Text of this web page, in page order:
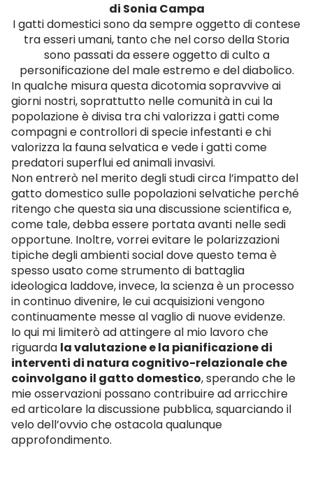
di Sonia Campa
I gatti domestici sono da sempre oggetto di contese
tra esseri umani, tanto che nel corso della Storia
sono passati da essere oggetto di culto a
personificazione del male estremo e del diabolico.
In qualche misura questa dicotomia sopravvive ai
giorni nostri, soprattutto nelle comunità in cui la
popolazione è divisa tra chi valorizza i gatti come
compagni e controllori di specie infestanti e chi
valorizza la fauna selvatica e vede i gatti come
predatori superflui ed animali invasivi.
Non entrerò nel merito degli studi circa l’impatto del
gatto domestico sulle popolazioni selvatiche perché
ritengo che questa sia una discussione scientifica e,
come tale, debba essere portata avanti nelle sedi
opportune. Inoltre, vorrei evitare le polarizzazioni
tipiche degli ambienti social dove questo tema è
spesso usato come strumento di battaglia
ideologica laddove, invece, la scienza è un processo
in continuo divenire, le cui acquisizioni vengono
continuamente messe al vaglio di nuove evidenze.
Io qui mi limiterò ad attingere al mio lavoro che
riguarda la valutazione e la pianificazione di
interventi di natura cognitivo-relazionale che
coinvolgano il gatto domestico, sperando che le
mie osservazioni possano contribuire ad arricchire
ed articolare la discussione pubblica, squarciando il
velo dell’ovvio che ostacola qualunque
approfondimento.